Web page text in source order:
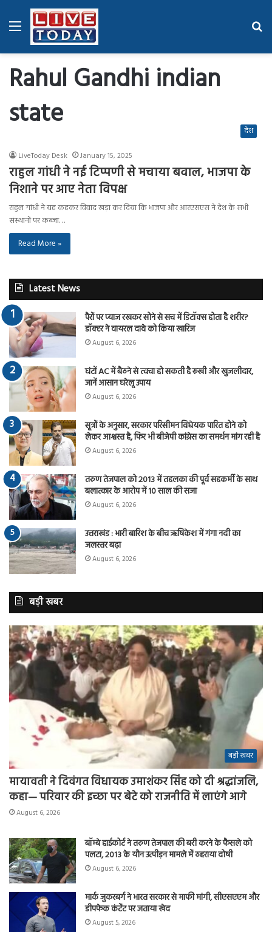
Menu
Rahul Gandhi indian
state
देश
LiveToday Desk January 15, 2025
राहुल गांधी ने नई टिप्पणी से मचाया बवाल, भाजपा के
निशाने पर आए नेता विपक्ष
राहुल गांधी ने यह कहकर विवाद खड़ा कर दिया कि भाजपा और आरएसएस ने देश के सभी
संस्थानों पर कब्जा…
Read More »
Latest News
पैरों पर प्याज रखकर सोने से सच में डिटॉक्स होता है शरीर?
डॉक्टर ने वायरल दावे को किया खारिज
August 6, 2026
घंटों AC में बैठने से त्वचा हो सकती है रूखी और खुजलीदार,
जानें आसान घरेलू उपाय
August 6, 2026
सूत्रों के अनुसार, सरकार परिसीमन विधेयक पारित होने को
लेकर आश्वस्त है, फिर भी बीजेपी कांग्रेस का समर्थन मांग रही है
August 6, 2026
तरुण तेजपाल को 2013 में तहलका की पूर्व सहकर्मी के साथ
बलात्कार के आरोप में 10 साल की सजा
August 6, 2026
उत्तराखंड : भारी बारिश के बीच ऋषिकेश में गंगा नदी का
जलस्तर बढ़ा
August 6, 2026
बड़ी खबर
बड़ी खबर
मायावती ने दिवंगत विधायक उमाशंकर सिंह को दी श्रद्धांजलि,
कहा— परिवार की इच्छा पर बेटे को राजनीति में लाएंगे आगे
August 6, 2026
बॉम्बे हाईकोर्ट ने तरुण तेजपाल की बरी करने के फैसले को
पलटा, 2013 के यौन उत्पीड़न मामले में ठहराया दोषी
August 6, 2026
मार्क जुकरबर्ग ने भारत सरकार से माफी मांगी, सीएसएएम और
डीपफेक कंटेंट पर जताया खेद
August 5, 2026